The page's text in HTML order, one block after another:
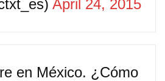
April 24, 2015
en México. ¿Cómo